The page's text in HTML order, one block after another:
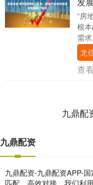
“房
根
需
阳
如平
龙
查
九鼎配
九鼎配资
九鼎配资-九鼎配资APP-
匹配，高效对接。我们利